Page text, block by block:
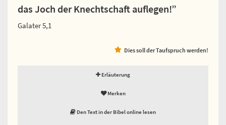
das Joch der Knechtschaft auflegen!”
Galater 5,1
Dies soll der Taufspruch werden!
Erläuterung
Merken
Den Text in der Bibel online lesen